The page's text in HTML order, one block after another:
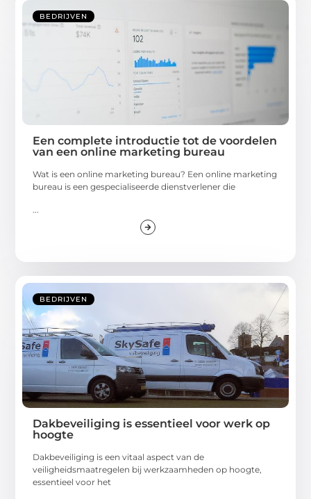
BEDRIJVEN
Een complete introductie tot de voordelen
van een online marketing bureau
Wat is een online marketing bureau? Een online marketing
bureau is een gespecialiseerde dienstverlener die
BEDRIJVEN
Dakbeveiliging is essentieel voor werk op
hoogte
Dakbeveiliging is een vitaal aspect van de
veiligheidsmaatregelen bij werkzaamheden op hoogte,
essentieel voor het